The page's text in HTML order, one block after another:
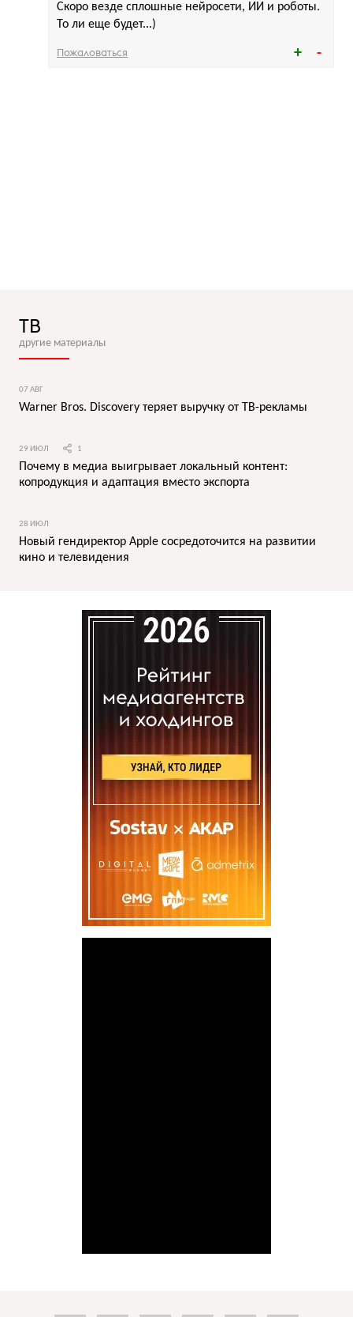
Скоро везде сплошные нейросети, ИИ и роботы.
То ли еще будет...)
Пожаловаться
ТВ
другие материалы
07 АВГ
Warner Bros. Discovery теряет выручку от ТВ-рекламы
29 ИЮЛ 1
Почему в медиа выигрывает локальный контент:
копродукция и адаптация вместо экспорта
28 ИЮЛ
Новый гендиректор Apple сосредоточится на развитии
кино и телевидения